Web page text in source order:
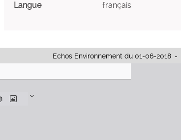
Langue français
Echos Environnement du 01-06-2018 -